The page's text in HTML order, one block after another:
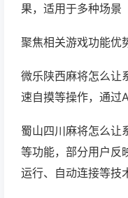
果，适用于多种场景
聚焦相关游戏功能优
微乐陕西麻将怎么让
速自摸等操作，通过
蜀山四川麻将怎么让
等功能，部分用户反
运行、自动连接等技